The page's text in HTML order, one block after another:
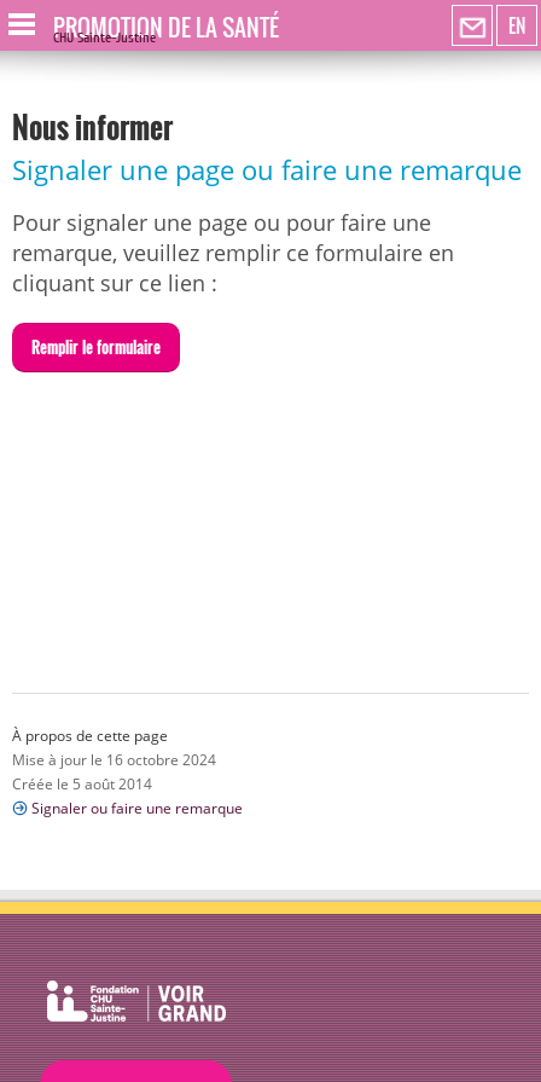
EN
PROMOTION DE LA SANTÉ
CHU Sainte-Justine
Nous informer
Signaler une page ou faire une remarque
Pour signaler une page ou pour faire une
remarque, veuillez remplir ce formulaire en
cliquant sur ce lien :
Remplir le formulaire
À propos de cette page
Mise à jour le 16 octobre 2024
Créée le 5 août 2014
Signaler ou faire une remarque